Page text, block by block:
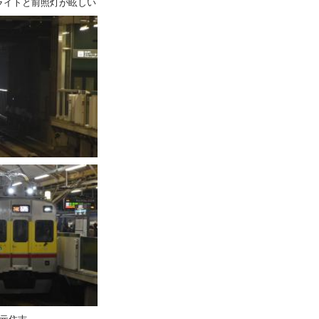
トと前照灯が眩しい